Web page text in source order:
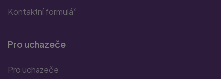
Kontaktní formulář
Pro uchazeče
Pro uchazeče